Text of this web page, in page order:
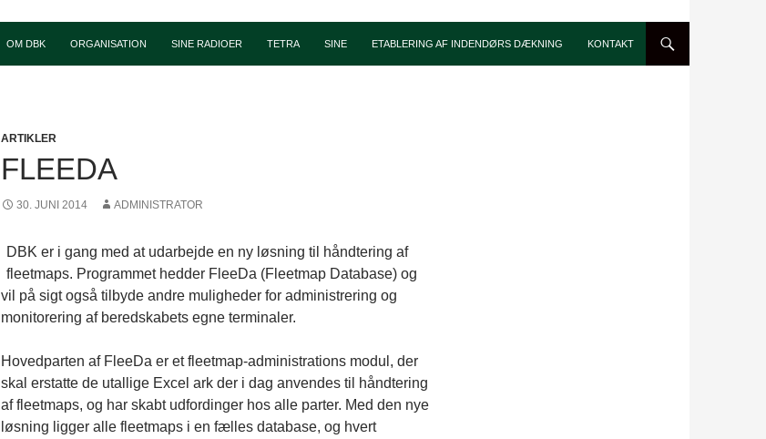
OM DBK ORGANISATION SINE RADIOER TETRA SINE ETABLERING AF INDENDØRS DÆKNING KONTAKT
ARTIKLER
FLEEDA
30. JUNI 2014 ADMINISTRATOR
DBK er i gang med at udarbejde en ny løsning til håndtering af
fleetmaps. Programmet hedder FleeDa (Fleetmap Database) og
vil på sigt også tilbyde andre muligheder for administrering og
monitorering af beredskabets egne terminaler.
Hovedparten af FleeDa er et fleetmap-administrations modul, der
skal erstatte de utallige Excel ark der i dag anvendes til håndtering
af fleetmaps, og har skabt udfordinger hos alle parter. Med den nye
løsning ligger alle fleetmaps i en fælles database, og hvert